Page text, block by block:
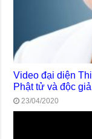
Video đại diện
Phật tử và độc giả
23/04/2020